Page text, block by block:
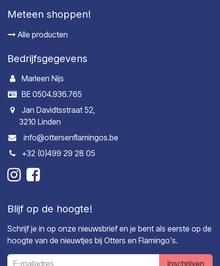
Meteen shoppen!
Alle producten
Bedrijfsgegevens
Marleen Nijs
BE 0504.936.765
Jan Davidtsstraat 52,
3210 Linden
info@ottersenflamingos.be
+32 (0)499 29 28 05
Blijf op de hoogte!
Schrijf je in op onze nieuwsbrief en je bent als eerste op de
hoogte van de nieuwtjes bij Otters en Flamingo's.
Inschrijven